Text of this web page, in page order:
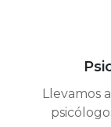
Llevamos